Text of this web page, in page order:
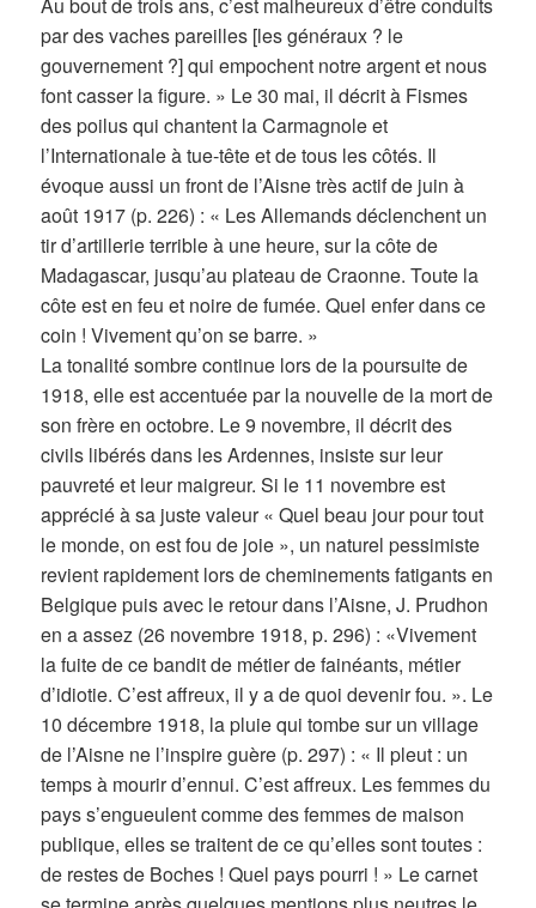
Au bout de trois ans, c’est malheureux d’être conduits
par des vaches pareilles [les généraux ? le
gouvernement ?] qui empochent notre argent et nous
font casser la figure. » Le 30 mai, il décrit à Fismes
des poilus qui chantent la Carmagnole et
l’Internationale à tue-tête et de tous les côtés. Il
évoque aussi un front de l’Aisne très actif de juin à
août 1917 (p. 226) : « Les Allemands déclenchent un
tir d’artillerie terrible à une heure, sur la côte de
Madagascar, jusqu’au plateau de Craonne. Toute la
côte est en feu et noire de fumée. Quel enfer dans ce
coin ! Vivement qu’on se barre. »
La tonalité sombre continue lors de la poursuite de
1918, elle est accentuée par la nouvelle de la mort de
son frère en octobre. Le 9 novembre, il décrit des
civils libérés dans les Ardennes, insiste sur leur
pauvreté et leur maigreur. Si le 11 novembre est
apprécié à sa juste valeur « Quel beau jour pour tout
le monde, on est fou de joie », un naturel pessimiste
revient rapidement lors de cheminements fatigants en
Belgique puis avec le retour dans l’Aisne, J. Prudhon
en a assez (26 novembre 1918, p. 296) : «Vivement
la fuite de ce bandit de métier de fainéants, métier
d’idiotie. C’est affreux, il y a de quoi devenir fou. ». Le
10 décembre 1918, la pluie qui tombe sur un village
de l’Aisne ne l’inspire guère (p. 297) : « Il pleut : un
temps à mourir d’ennui. C’est affreux. Les femmes du
pays s’engueulent comme des femmes de maison
publique, elles se traitent de ce qu’elles sont toutes :
de restes de Boches ! Quel pays pourri ! » Le carnet